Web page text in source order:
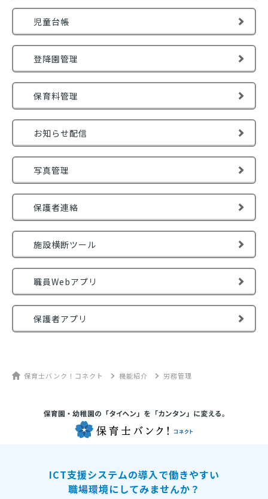
児童台帳
登降園管理
保育料管理
お知らせ配信
写真管理
保護者連絡
施設横断ツール
職員Webアプリ
保護者アプリ
保育士バンク！コネクト 機能紹介 労務管理
ICT支援システムの導入で働きやすい
職場環境にしてみませんか？